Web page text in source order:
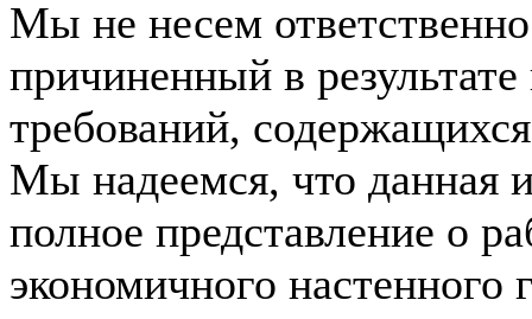
Мы не несем
причиненный в
требований,
Мы надеемся, что данная
полное представление о
экономичного настенного